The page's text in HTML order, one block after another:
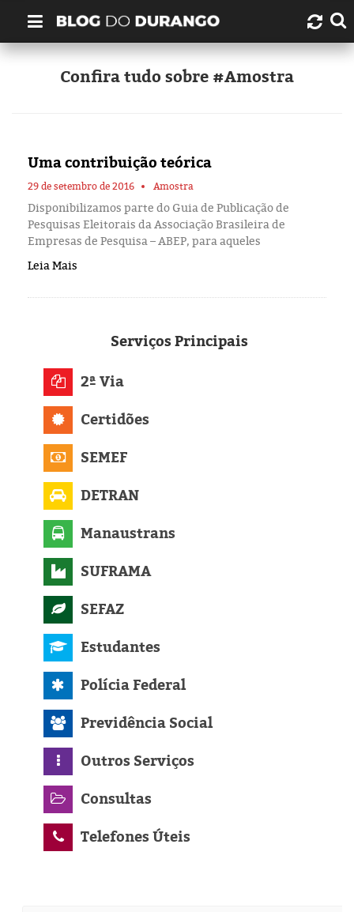
Quem é Durango Duarte?
Artigos
Amazonas
Eleições 2024
Confira tudo sobre #Amostra
Uma contribuição teórica
29 de setembro de 2016 Amostra
Disponibilizamos parte do Guia de Publicação de
Pesquisas Eleitorais da Associação Brasileira de
Empresas de Pesquisa – ABEP, para aqueles
Leia Mais
ServiçosPrincipais
2ª Via
Certidões
SEMEF
DETRAN
Manaustrans
SUFRAMA
SEFAZ
Estudantes
Polícia Federal
Previdência Social
Outros Serviços
Consultas
Telefones Úteis